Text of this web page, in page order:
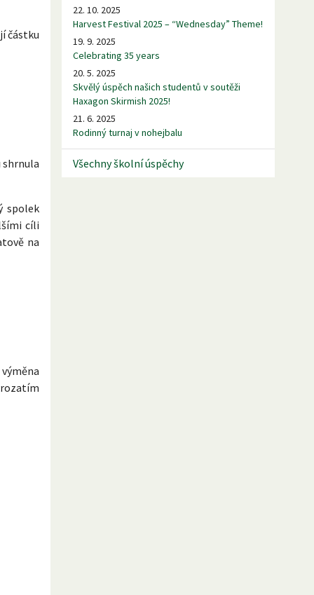
částku
shrnula
spolek
cíli
na
22. 10. 2025
Harvest Festival 2025 – “Wednesday” Theme!
19. 9. 2025
Celebrating 35 years
20. 5. 2025
Skvělý úspěch našich studentů v soutěži
Haxagon Skirmish 2025!
21. 6. 2025
Rodinný turnaj v nohejbalu
Všechny školní úspěchy